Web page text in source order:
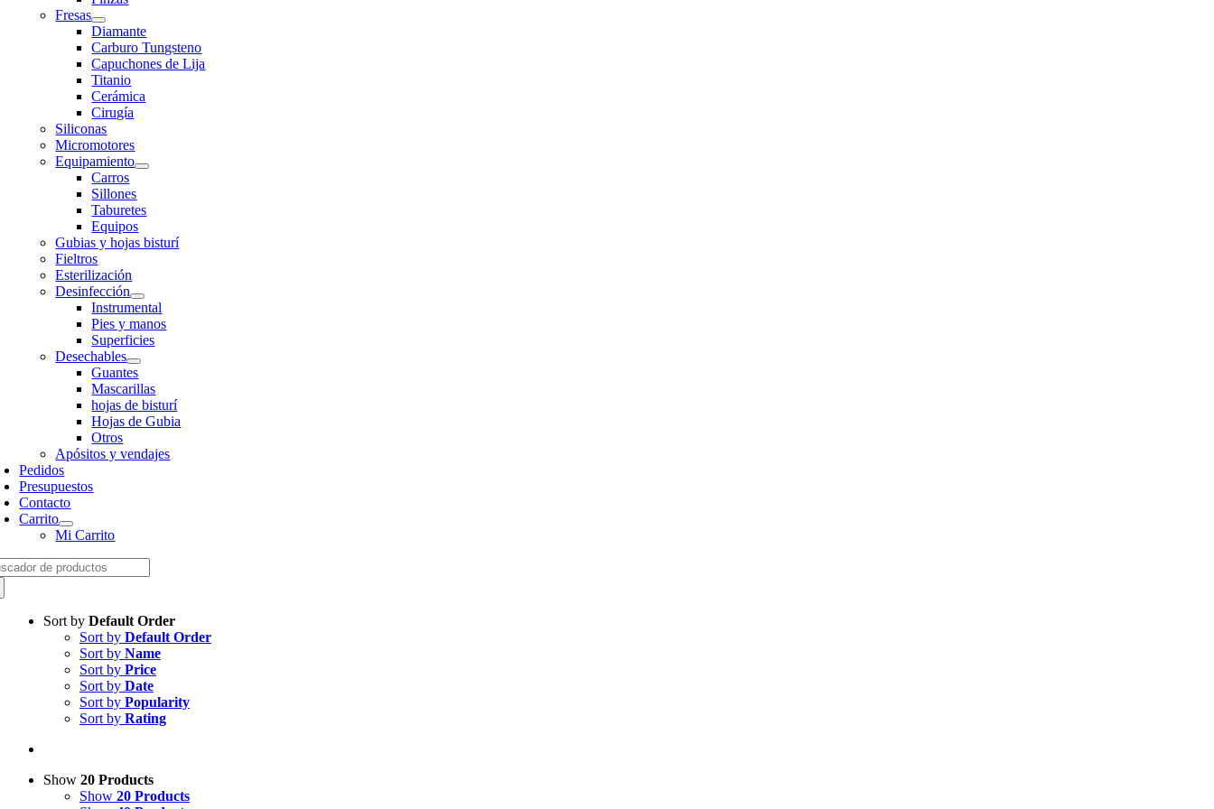
Fresas
Diamante
Carburo Tungsteno
Capuchones de Lija
Titanio
Cerámica
Cirugía
Siliconas
Micromotores
Equipamiento
Carros
Sillones
Taburetes
Equipos
Gubias y hojas bisturí
Fieltros
Esterilización
Desinfección
Instrumental
Pies y manos
Superficies
Desechables
Guantes
Mascarillas
hojas de bisturí
Hojas de Gubia
Otros
Apósitos y vendajes
Pedidos
Presupuestos
Contacto
Carrito
Mi Carrito
Sort by Default Order
Sort by Default Order
Sort by Name
Sort by Price
Sort by Date
Sort by Popularity
Sort by Rating
Show 20 Products
Show 20 Products